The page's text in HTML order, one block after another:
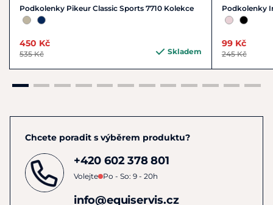
Podkolenky Pikeur Classic Sports 7710 Kolekce
450 Kč
535 Kč Skladem
Podkolenky
99 Kč
245 Kč
Chcete poradit s výběrem produktu?
+420 602 378 801
Volejte Po - So: 9 - 20h
info@equiservis.cz